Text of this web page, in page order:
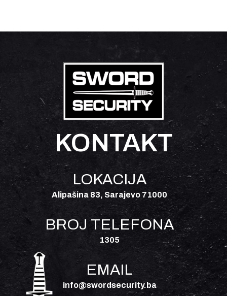
KONTAKT
LOKACIJA
Alipašina 83, Sarajevo 71000
BROJ TELEFONA
1305
EMAIL
info@swordsecurity.ba